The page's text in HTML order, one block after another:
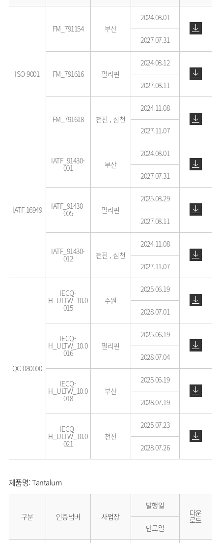
ISO 9001
FM_791154 부산
2024.08.01
2027.07.31
FM_791616 필리핀
2024.08.12
2027.08.11
FM_791618 천진 , 심천
2024.11.08
2027.11.07
IATF 16949
IATF_91430-
001 부산
2024.08.01
2027.07.31
IATF_91430-
005 필리핀
2025.08.29
2027.08.11
IATF_91430-
012 천진 , 심천
2024.11.08
2027.11.07
QC 080000
IECQ-
H_ULTW_10.0
015
수원
2025.06.19
2028.07.01
IECQ-
H_ULTW_10.0
016
필리핀
2025.06.19
2028.07.04
IECQ-
H_ULTW_10.0
018
부산
2025.06.19
2028.07.19
IECQ-
H_ULTW_10.0
021
천진
2025.07.23
2028.07.26
제품명: Tantalum
구분 인증넘버 사업장
발행일
다운
로드
만료일